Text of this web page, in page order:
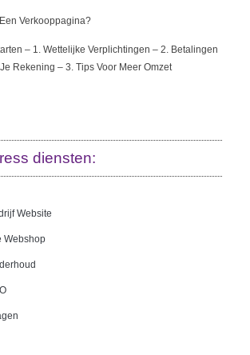
Verkooppagina?
– 1. Wettelijke Verplichtingen – 2. Betalingen
Rekening – 3. Tips Voor Meer Omzet
diensten:
Website
Webshop